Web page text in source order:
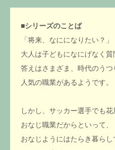
■シリーズのことば
「将来、なにになりたい？」
大人は子どもになにげなく質
答えはさまざま、時代のう
人気の職業があるようです。
しかし、サッカー選手でも花
おなじ職業だからといって、
おなじようにはたらき暮らし